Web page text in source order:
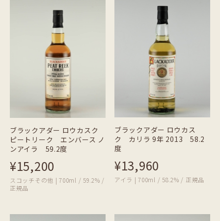
ブラックアダー ロウカスク
ピートリーク エンバース ノ
ンアイラ 59.2度
¥15,200
スコッチその他 | 700ml / 59.2% /
正規品
ブラックアダー ロウカス
ク カリラ 9年 2013 58.2
度
¥13,960
アイラ | 700ml / 58.2% / 正規品